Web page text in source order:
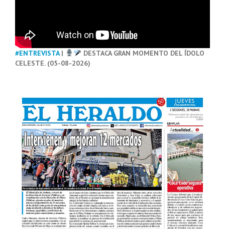
#ENTREVISTA|
DESTACA GRAN MOMENTO DEL ÍDOLO
CELESTE. (05-08-2026)